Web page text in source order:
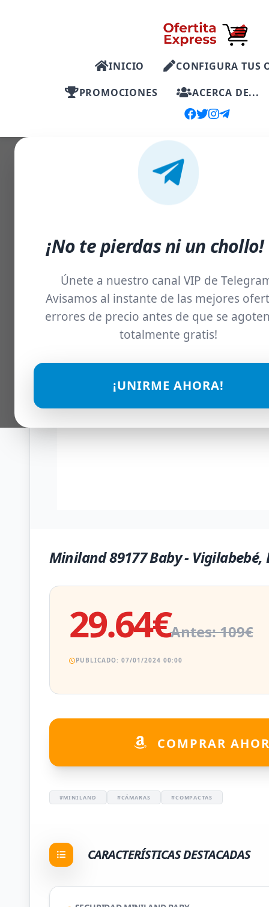
INICIO
CONFIGURA TUS
PROMOCIONES
ACERCA DE...
¡No te pierdas ni un
Únete a nuestro canal VIP de
Avisamos al instante de las mejores
errores de precio antes de que se
totalmente gratis!
¡UNIRME AHORA!
Miniland 89177 Baby - Vigilabebé,
29.64€Antes: 109€
PUBLICADO: 07/01/2024 00:00
COMPRAR
#MINILAND #CÁMARAS #COMPACTAS
CARACTERÍSTICAS DESTACADAS